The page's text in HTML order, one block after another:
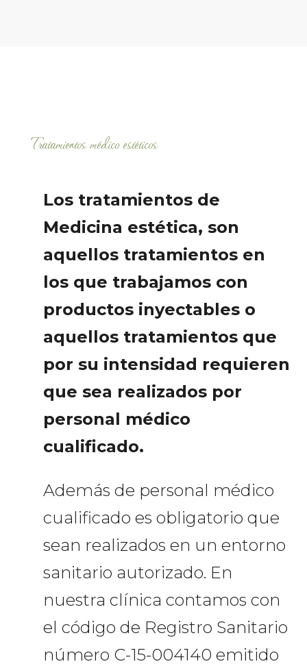
Tratamientos médico estéticos
Los tratamientos de
Medicina estética, son
aquellos tratamientos en
los que trabajamos con
productos inyectables o
aquellos tratamientos que
por su intensidad requieren
que sea realizados por
personal médico
cualificado.
Además de personal médico
cualificado es obligatorio que
sean realizados en un entorno
sanitario autorizado. En
nuestra clínica contamos con
el código de Registro Sanitario
número C-15-004140 emitido